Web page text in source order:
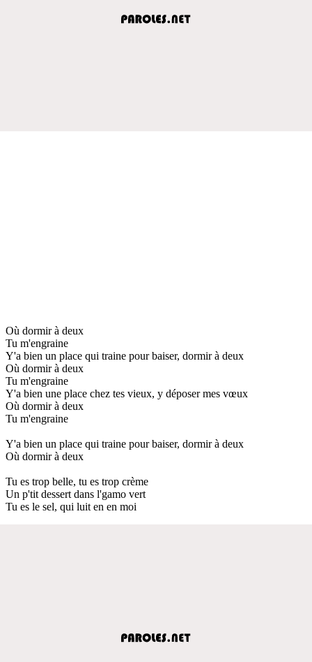
Où dormir à deux
Tu m'engraine
Y'a bien un place qui traine pour baiser, dormir à deux
Où dormir à deux
Tu m'engraine
Y'a bien une place chez tes vieux, y déposer mes vœux
Où dormir à deux
Tu m'engraine
Y'a bien un place qui traine pour baiser, dormir à deux
Où dormir à deux
Tu es trop belle, tu es trop crème
Un p'tit dessert dans l'gamo vert
Tu es le sel, qui luit en en moi